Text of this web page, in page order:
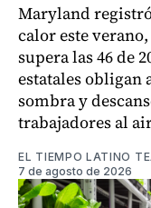
Maryland
calor este
supera las 46 de
estatales obligan
sombra y
trabajadores al
EL TIEMPO LATINO
7 de agosto de 2026